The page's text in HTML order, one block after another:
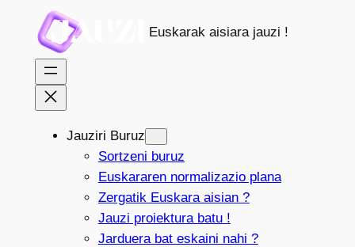
edukira
Euskarak aisiara jauzi !
Jauziri Buruz
Sortzeni buruz
Euskararen normalizazio plana
Zergatik Euskara aisian ?
Jauzi proiektura batu !
Jarduera bat eskaini nahi ?